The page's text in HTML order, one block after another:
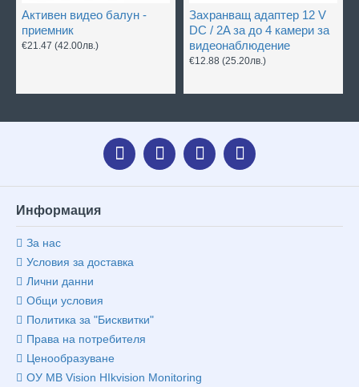
Активен видео балун -
приемник
€21.47 (42.00лв.)
Захранващ адаптер 12 V
DC / 2A за до 4 камери за
видеонаблюдение
€12.88 (25.20лв.)
Информация
За нас
Условия за доставка
Лични данни
Общи условия
Политика за "Бисквитки"
Права на потребителя
Ценообразуване
ОУ MB Vision HIkvision Monitoring